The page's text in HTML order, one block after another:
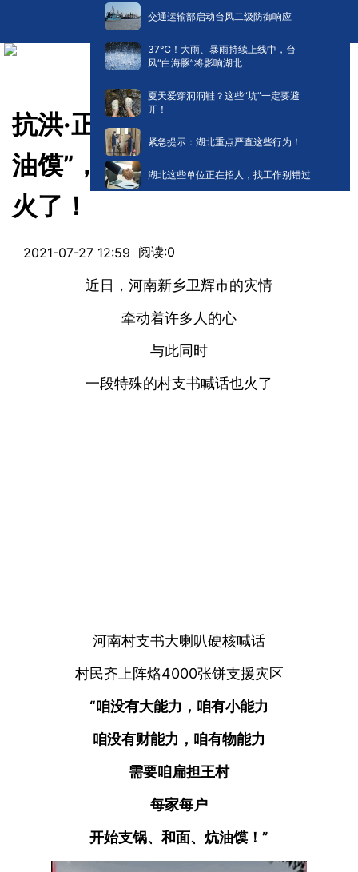
交通运输部启动台风二级防御响应
​37℃！大雨、暴雨持续上线中，台
风“白海豚”将影响湖北
夏天爱穿洞洞鞋？这些“坑”一定要避
开！
紧急提示：湖北重点严查这些行为！
湖北这些单位正在招人，找工作别错过
抗洪·正能量：“全村支锅，炕
油馍”，河南一村支书的喊话
火了！
2021-07-27 12:59 阅读:0
近日，河南新乡卫辉市的灾情
牵动着许多人的心
与此同时
一段特殊的村支书喊话也火了
河南村支书大喇叭硬核喊话
村民齐上阵烙4000张饼支援灾区
“咱没有大能力，咱有小能力
咱没有财能力，咱有物能力
需要咱扁担王村
每家每户
开始支锅、和面、炕油馍！”